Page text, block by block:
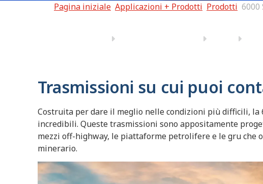
Pagina iniziale Applicazioni + Prodotti Prodotti 6000
Trasmissioni su cui puoi
Costruita per dare il meglio nelle condizioni più difficili,
incredibili. Queste trasmissioni sono appositamente
mezzi off-highway, le piattaforme petrolifere e le gru che
minerario.